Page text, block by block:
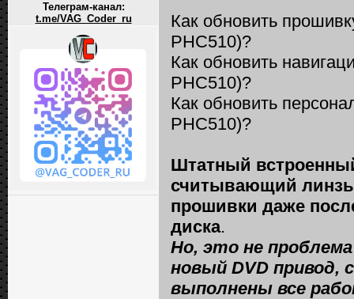
Телеграм-канал:
t.me/VAG_Coder_ru
Как обновить
РНС510)?
Как обновить
РНС510)?
Как обновить
РНС510)?
Штатный
считывающий линзы
прошивки даже
диска.
Но, это не
новый DVD
выполнены все